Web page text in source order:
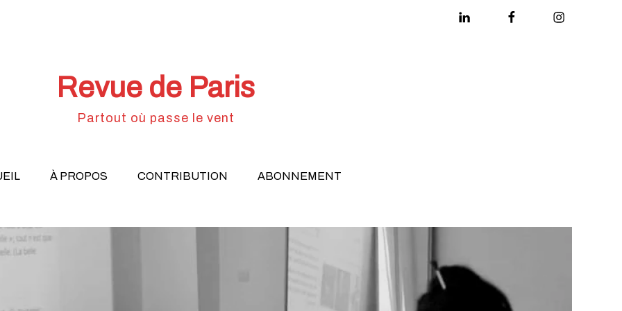
Linkedin FacebookInstagram
Revue de Paris
Partout où passe le vent
À PROPOS CONTRIBUTION ABONNEMENT